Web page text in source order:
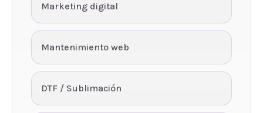
Marketing digital
Mantenimiento web
DTF / Sublimación